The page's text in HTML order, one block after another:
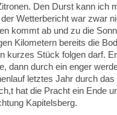
Den Durst kann ich
Wetterbericht war zwar
kommt ab und zu die
Kilometern bereits die
kurzes Stück folgen darf.
dann durch ein enger
letztes Jahr durch
hat die Pracht ein Ende
Kapitelsberg.